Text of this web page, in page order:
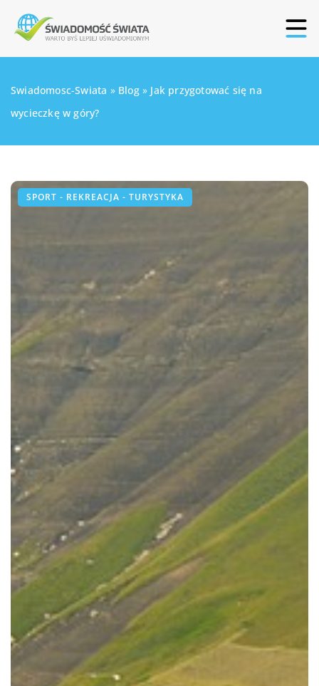
Swiadomosc-Swiata » Blog» Jak przygotować się na
wycieczkę w góry?
SPORT - REKREACJA - TURYSTYKA